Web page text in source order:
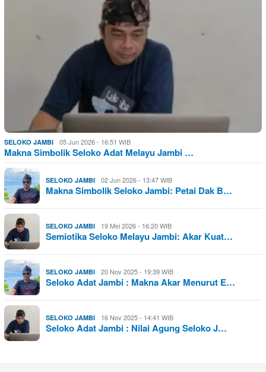
SELOKO JAMBI 05 Jun 2026 - 16:51 WIB
Makna Simbolik Seloko Adat Melayu Jambi …
SELOKO JAMBI 02 Jun 2026 - 13:47 WIB
Makna Simbolik Seloko Jambi: Petai Dak B…
SELOKO JAMBI 19 Mei 2026 - 16:20 WIB
Semiotika Seloko Melayu Jambi: Akar Kuat…
SELOKO JAMBI 20 Nov 2025 - 19:39 WIB
Seloko Adat Jambi : Makna Akar Menurut E…
SELOKO JAMBI 16 Nov 2025 - 14:41 WIB
Seloko Adat Jambi : Nilai Agung Seloko J…